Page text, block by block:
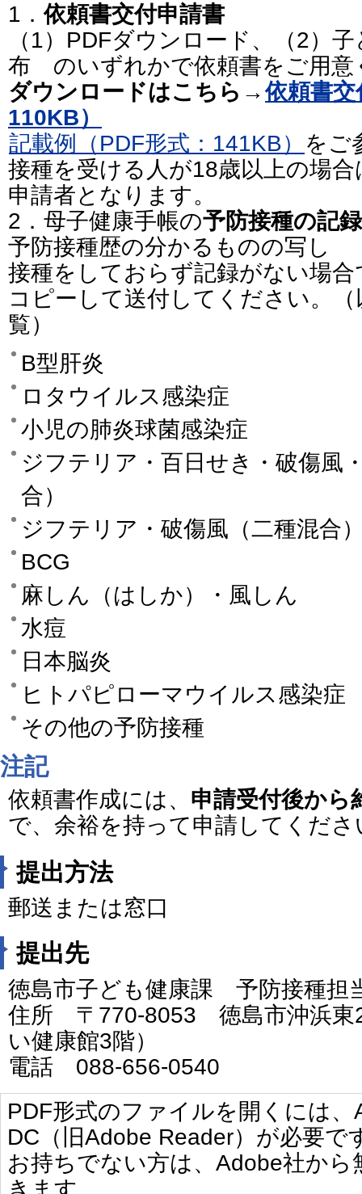
1．依頼書交付申請書
（1）PDFダウンロード、（2）
布 のいずれかで依頼書をご用意
ダウンロードはこちら→依頼書交
110KB）
記載例（PDF形式：141KB） をご
接種を受ける人が18歳以上の場
申請者となります。
2．母子健康手帳の予防接種の記
予防接種歴の分かるものの写し
接種をしておらず記録がない場
コピーして送付してください。
覧）
B型肝炎
ロタウイルス感染症
小児の肺炎球菌感染症
ジフテリア・百日せき・破傷風
合）
ジフテリア・破傷風（二種混合
BCG
麻しん（はしか）・風しん
水痘
日本脳炎
ヒトパピローマウイルス感
その他の予防接種
注記
依頼書作成には、 申請受付後から
で、余裕を持って申請してくださ
提出方法
郵送または窓口
提出先
徳島市子ども健康課 予防接種
住所 〒770-8053 徳島市沖浜東
い健康館3階）
電話 088-656-0540
PDF形式のファイルを開くには
DC（旧Adobe Reader）が必要で
お持ちでない方は、Adobe社か
きます。